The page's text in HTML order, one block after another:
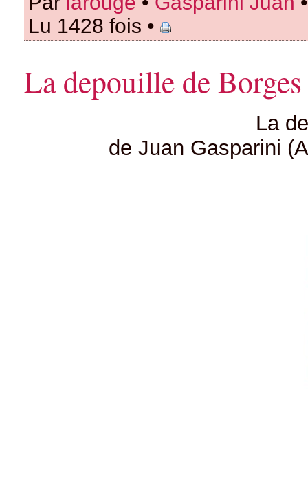
Lu 1428 fois •
La depouille de Borges
La
de Juan Gasparini